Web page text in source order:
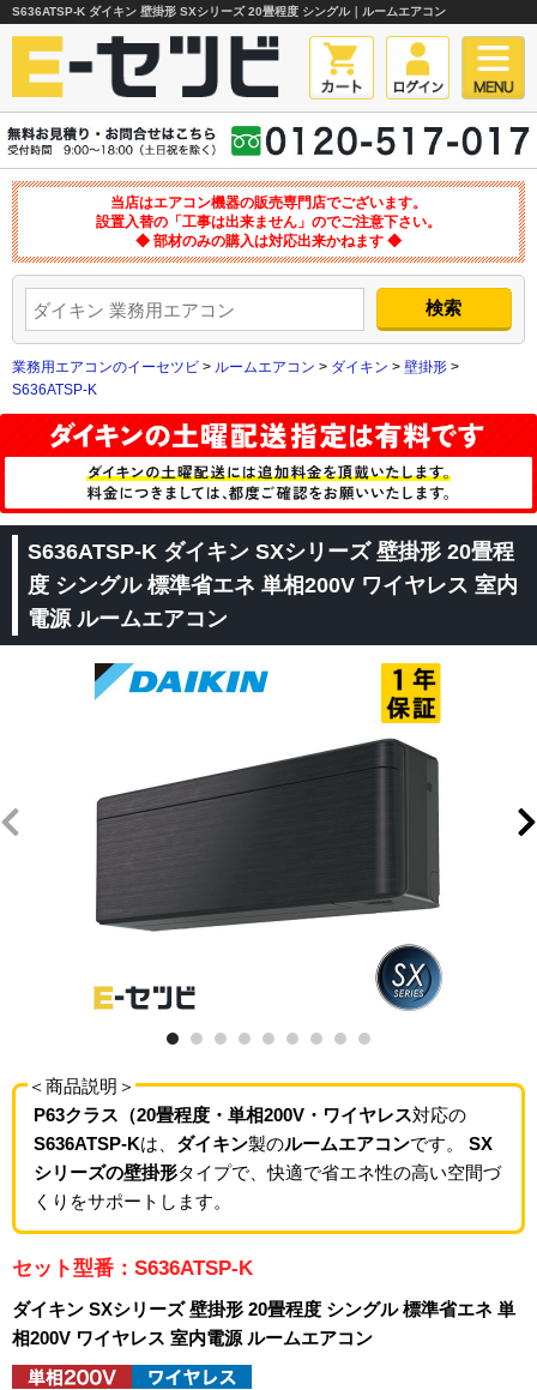
S636ATSP-K ダイキン 壁掛形 SXシリーズ 20畳程度 シングル｜ルームエアコン
当店はエアコン機器の販売専門店でございます。
設置入替の「工事は出来ません」のでご注意下さい。
◆ 部材のみの購入は対応出来かねます ◆
業務用エアコンのイーセツビ > ルームエアコン > ダイキン > 壁掛形 >
S636ATSP-K
S636ATSP-K ダイキン SXシリーズ 壁掛形 20畳程
度 シングル 標準省エネ 単相200V ワイヤレス 室内
電源 ルームエアコン
＜商品説明＞
P63クラス（20畳程度・単相200V・ワイヤレス対応の
S636ATSP-Kは、 ダイキン製のルームエアコンです。 SX
シリーズの壁掛形タイプで、快適で省エネ性の高い空間づ
くりをサポートします。
セット型番：S636ATSP-K
ダイキン SXシリーズ 壁掛形 20畳程度 シングル 標準省エネ 単
相200V ワイヤレス 室内電源 ルームエアコン